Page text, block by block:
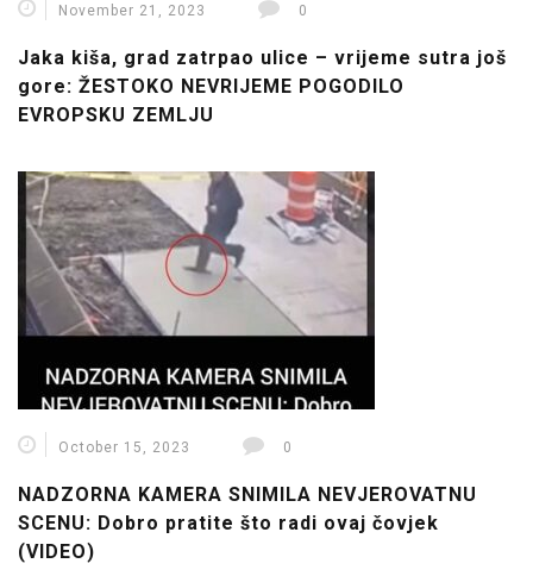
November 21, 2023 0
Jaka kiša, grad zatrpao ulice – vrijeme sutra još
gore: ŽESTOKO NEVRIJEME POGODILO
EVROPSKU ZEMLJU
October 15, 2023 0
NADZORNA KAMERA SNIMILA NEVJEROVATNU
SCENU: Dobro pratite što radi ovaj čovjek
(VIDEO)